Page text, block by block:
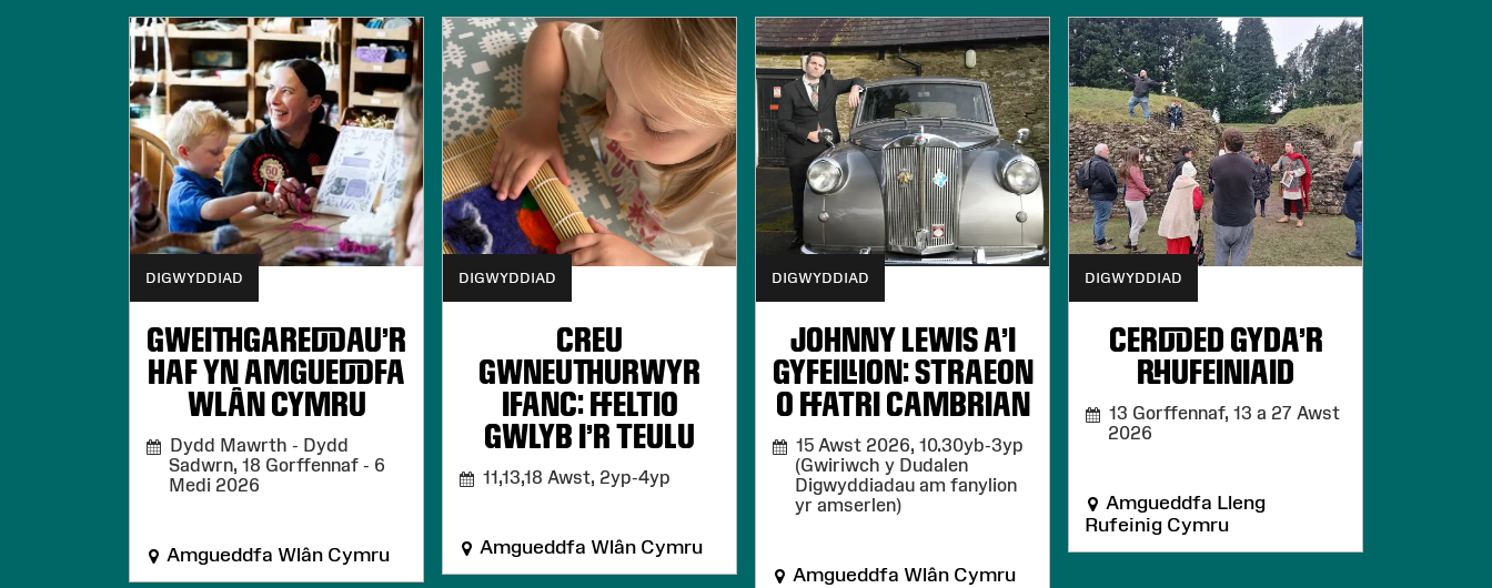
DIGWYDDIAD
GWEITHGAREDDAU'R
HAF YN AMGUEDDFA
WLÂN CYMRU
Dydd Mawrth - Dydd
Sadwrn, 18 Gorffennaf - 6
Medi 2026
Amgueddfa Wlân Cymru
DIGWYDDIAD
CREU
GWNEUTHURWYR
IFANC: FFELTIO
GWLYB I'R TEULU
11,13,18 Awst, 2yp-4yp
Amgueddfa Wlân Cymru
DIGWYDDIAD
JOHNNY LEWIS A’I
GYFEILLION: STRAEON
O FFATRI CAMBRIAN
15 Awst 2026, 10.30yb-3yp
(Gwiriwch y Dudalen
Digwyddiadau am fanylion
yr amserlen)
Amgueddfa Wlân Cymru
DIGWYDDIAD
CERDDED GYDA’R
RHUFEINIAID
13 Gorffennaf, 13 a 27 Awst
2026
Amgueddfa Lleng
Rufeinig Cymru